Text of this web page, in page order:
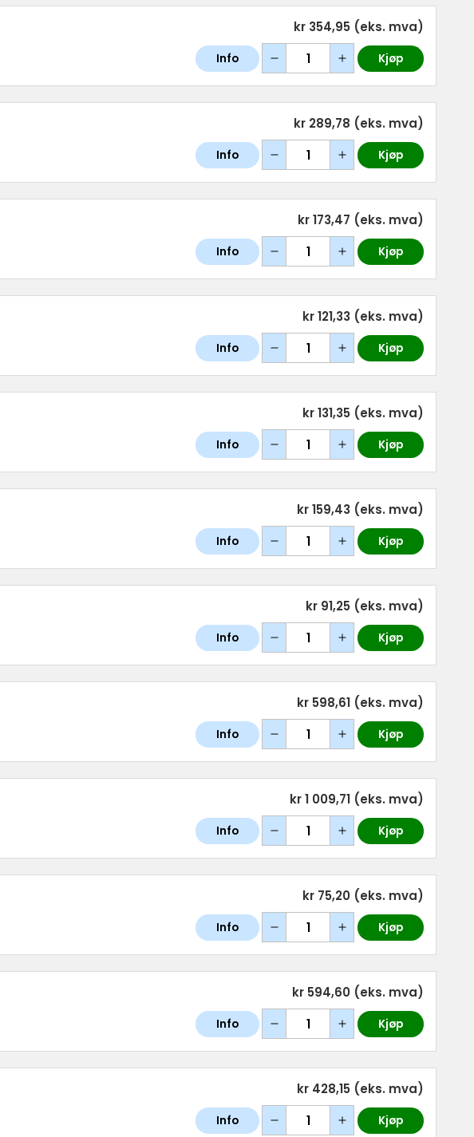
kr 354,95 (eks. mva)
Info Kjøp
kr 289,78 (eks. mva)
Info Kjøp
kr 173,47 (eks. mva)
Info Kjøp
kr 121,33 (eks. mva)
Info Kjøp
kr 131,35 (eks. mva)
Info Kjøp
kr 159,43 (eks. mva)
Info Kjøp
kr 91,25 (eks. mva)
Info Kjøp
kr 598,61 (eks. mva)
Info Kjøp
kr 1 009,71 (eks. mva)
Info Kjøp
kr 75,20 (eks. mva)
Info Kjøp
kr 594,60 (eks. mva)
Info Kjøp
kr 428,15 (eks. mva)
Info Kjøp